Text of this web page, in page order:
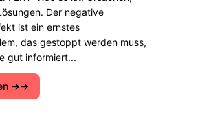
Der negative
ist ein ernstes
das gestoppt werden muss,
gut informiert...
→